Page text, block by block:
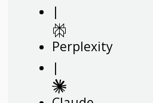
|
Perplexity
|